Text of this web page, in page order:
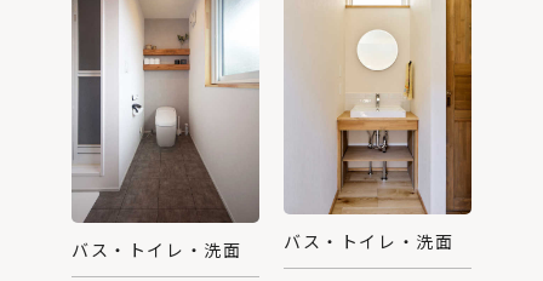
バス・トイレ・洗面
バス・トイレ・洗面